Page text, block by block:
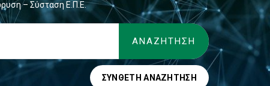
– Σύσταση Ε.Π.Ε.
ΣΎΝΘΕΤΗ ΑΝΑΖΉΤΗΣΗ